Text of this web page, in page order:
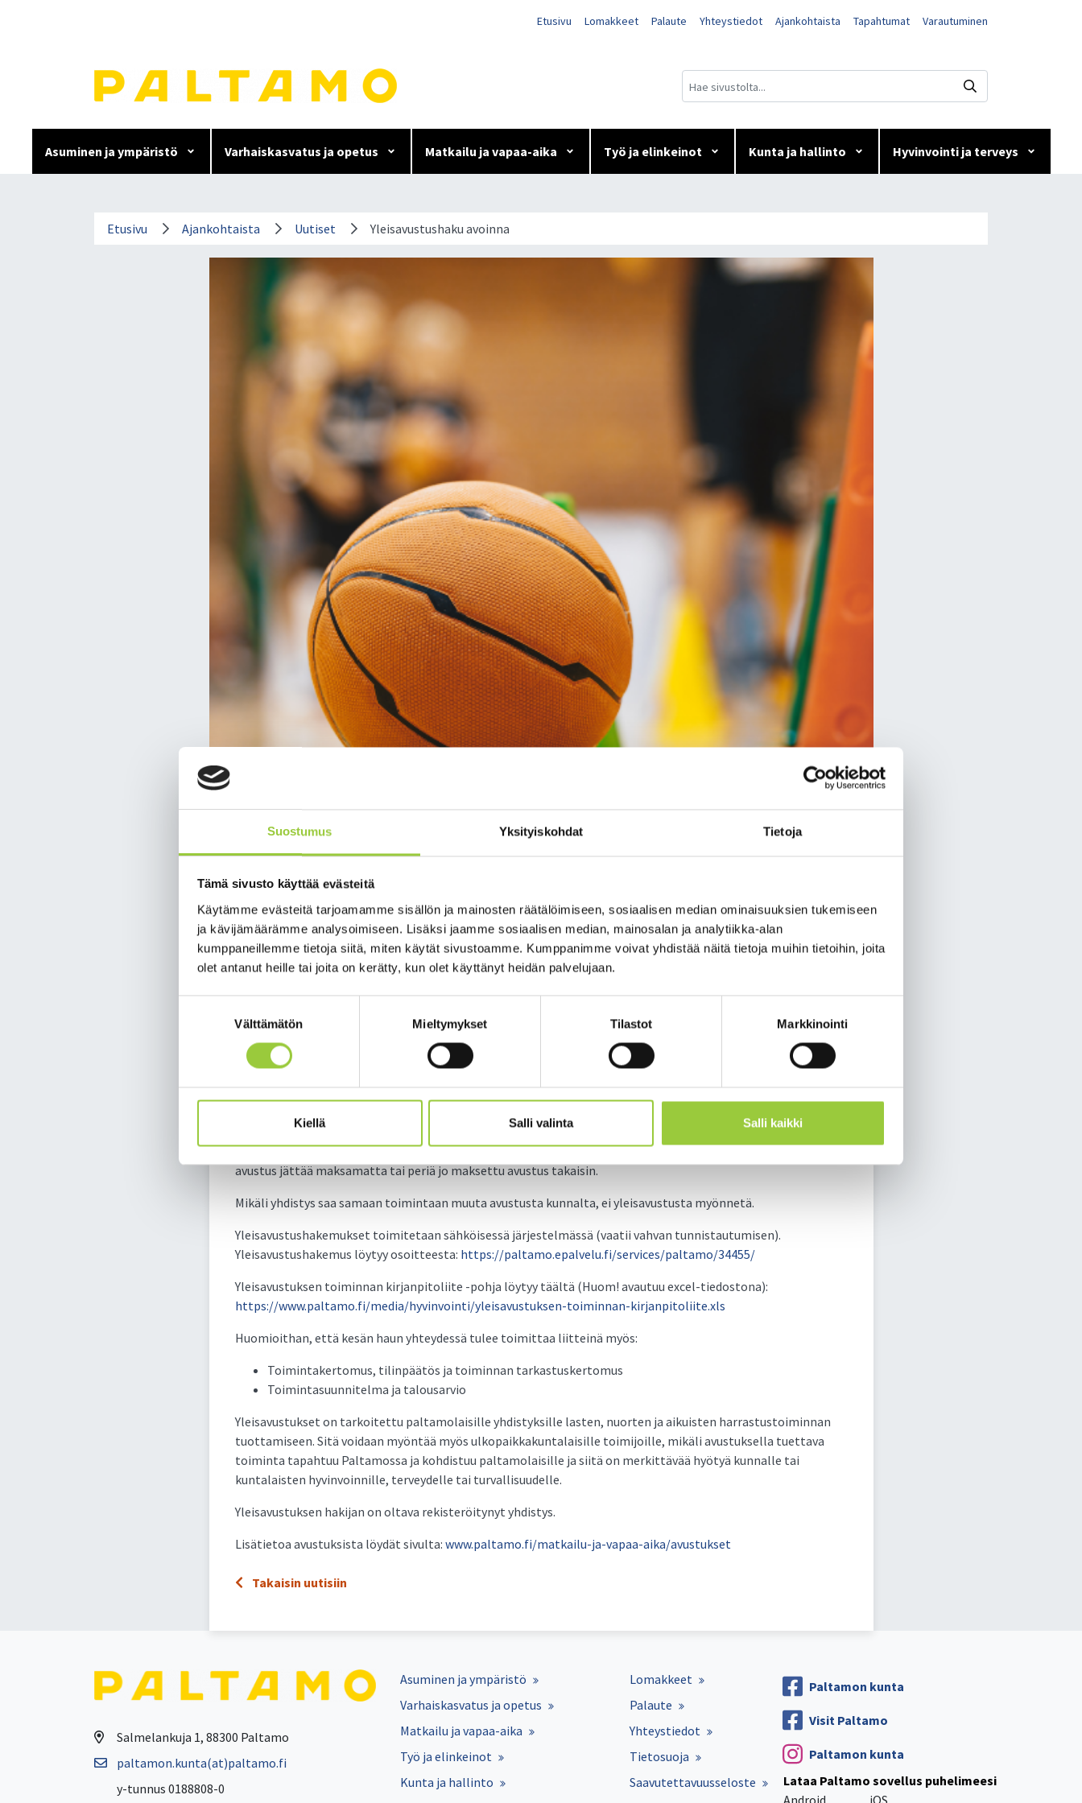
Suostumus Yksityiskohdat Tietoja
Tämä sivusto käyttää evästeitä
Käytämme evästeitä tarjoamamme sisällön ja mainosten räätälöimiseen, sosiaalisen median ominaisuuksien tukemiseen
ja kävijämäärämme analysoimiseen. Lisäksi jaamme sosiaalisen median, mainosalan ja analytiikka-alan
kumppaneillemme tietoja siitä, miten käytät sivustoamme. Kumppanimme voivat yhdistää näitä tietoja muihin tietoihin, joita
olet antanut heille tai joita on kerätty, kun olet käyttänyt heidän palvelujaan.
Välttämätön Mieltymykset Tilastot Markkinointi
Kiellä Salli valinta Salli kaikki
Etusivu Lomakkeet Palaute Yhteystiedot Ajankohtaista Tapahtumat Varautuminen
Asuminen ja ympäristö Varhaiskasvatus ja opetus Matkailu ja vapaa-aika Työ ja elinkeinot Kunta ja hallinto Hyvinvointi ja terveys
Yleisavustushaku avoinna
Etusivu Ajankohtaista Uutiset Yleisavustushaku avoinna
Yleisavustushaku avoinna
Vuoden 2026 kevään yleisavustusten haku alkaa 1.7.2026 ja päättyy 17.8.2026, jolloin haetaan 1.1–30.6.2026
aikana toteutetun toiminnan avustukset. Harjoitus- ja toimintakirjanpidon perusteella maksettavista
yhteissumma ylittää talousarvioon varatun määrärahan, jaetaan avustukset suhteutettuna (prosentit)
haettujen ja hyväksyttävissä olevien summien perusteella.
Avustukset maksetaan ainoastaan yhdistyksen tilille. Virheellisten tietojen antamisesta voidaan myönnetty
avustus jättää maksamatta tai periä jo maksettu avustus takaisin.
Mikäli yhdistys saa samaan toimintaan muuta avustusta kunnalta, ei yleisavustusta myönnetä.
Yleisavustushakemukset toimitetaan sähköisessä järjestelmässä (vaatii vahvan tunnistautumisen).
Yleisavustushakemus löytyy osoitteesta: https://paltamo.epalvelu.fi/services/paltamo/34455/
Yleisavustuksen toiminnan kirjanpitoliite -pohja löytyy täältä (Huom! avautuu excel-tiedostona):
https://www.paltamo.fi/media/hyvinvointi/yleisavustuksen-toiminnan-kirjanpitoliite.xls
Huomioithan, että kesän haun yhteydessä tulee toimittaa liitteinä myös:
Toimintakertomus, tilinpäätös ja toiminnan tarkastuskertomus
Toimintasuunnitelma ja talousarvio
Yleisavustukset on tarkoitettu paltamolaisille yhdistyksille lasten, nuorten ja aikuisten harrastustoiminnan
tuottamiseen. Sitä voidaan myöntää myös ulkopaikkakuntalaisille toimijoille, mikäli avustuksella tuettava
toiminta tapahtuu Paltamossa ja kohdistuu paltamolaisille ja siitä on merkittävää hyötyä kunnalle tai
kuntalaisten hyvinvoinnille, terveydelle tai turvallisuudelle.
Yleisavustuksen hakijan on oltava rekisteröitynyt yhdistys.
Lisätietoa avustuksista löydät sivulta: www.paltamo.fi/matkailu-ja-vapaa-aika/avustukset
Takaisin uutisiin
Salmelankuja 1, 88300 Paltamo
paltamon.kunta(at)paltamo.fi
y-tunnus 0188808-0
Asuminen ja ympäristö
Varhaiskasvatus ja opetus
Matkailu ja vapaa-aika
Työ ja elinkeinot
Kunta ja hallinto
Lomakkeet
Palaute
Yhteystiedot
Tietosuoja
Saavutettavuusseloste
Paltamon kunta
Visit Paltamo
Paltamon kunta
Lataa Paltamo sovellus puhelimeesi
Android
iOS